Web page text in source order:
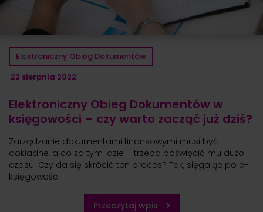
Elektroniczny Obieg Dokumentów
22 sierpnia 2022
Elektroniczny Obieg Dokumentów w
księgowości – czy warto zacząć już dziś?
Zarządzanie dokumentami finansowymi musi być
dokładne, a co za tym idzie – trzeba poświęcić mu dużo
czasu. Czy da się skrócić ten proces? Tak, sięgając po e-
księgowość.
Przeczytaj wpis